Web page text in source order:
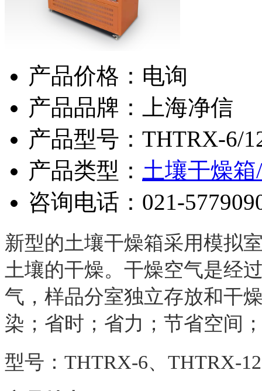
产品价格：电询
产品品牌：上海净信
产品型号：THTRX-6/
产品类型： 土壤干燥
咨询电话： 021-
新型的土壤干燥箱采用模拟
土壤的干燥。干燥空气是经
气，样品分室独立存放和干
染；省时；省力；节省空间
型号：THTRX-6、THTRX-